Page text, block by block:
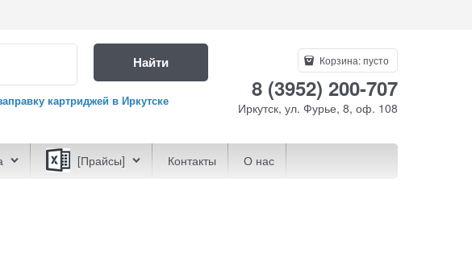
Найти
картриджей в Иркутске
Корзина:пусто
8 (3952) 200-707
Иркутск, ул. Фурье, 8, оф. 108
[Прайсы] Контакты О нас